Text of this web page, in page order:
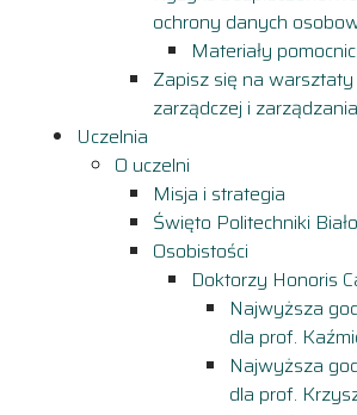
ochrony danych
Materiały
Zapisz się na
zarządczej i
Uczelnia
O uczelni
Misja i strategia
Święto Politechniki
Osobistości
Doktorzy Honoris
Najwyższa
dla prof.
Najwyższa
dla prof.